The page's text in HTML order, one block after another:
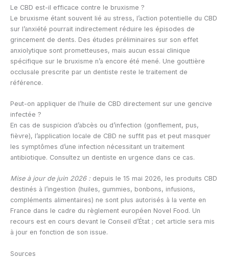
Le CBD est-il efficace contre le bruxisme ?
Le bruxisme étant souvent lié au stress, l’action potentielle du CBD
sur l’anxiété pourrait indirectement réduire les épisodes de
grincement de dents. Des études préliminaires sur son effet
anxiolytique sont prometteuses, mais aucun essai clinique
spécifique sur le bruxisme n’a encore été mené. Une gouttière
occlusale prescrite par un dentiste reste le traitement de
référence.
Peut-on appliquer de l’huile de CBD directement sur une gencive
infectée ?
En cas de suspicion d’abcès ou d’infection (gonflement, pus,
fièvre), l’application locale de CBD ne suffit pas et peut masquer
les symptômes d’une infection nécessitant un traitement
antibiotique. Consultez un dentiste en urgence dans ce cas.
Mise à jour de juin 2026 : depuis le 15 mai 2026, les produits CBD
destinés à l’ingestion (huiles, gummies, bonbons, infusions,
compléments alimentaires) ne sont plus autorisés à la vente en
France dans le cadre du règlement européen Novel Food. Un
recours est en cours devant le Conseil d’État ; cet article sera mis
à jour en fonction de son issue.
Sources